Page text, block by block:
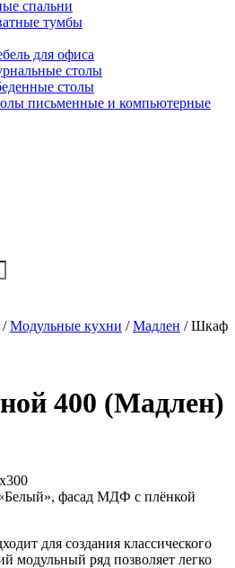
спальни
тумбы
для офиса
столы
столы
письменные и компьютерные
/Модульные кухни /Мадлен / Шкаф
400 (Мадлен)
фасад МДФ с плёнкой
для создания классического
модульный ряд позволяет легко